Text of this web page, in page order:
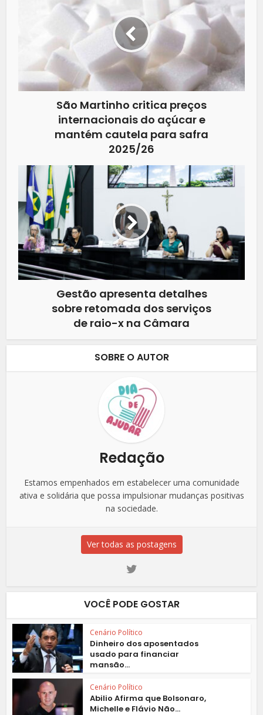
São Martinho critica preços
internacionais do açúcar e
mantém cautela para safra
2025/26
Gestão apresenta detalhes
sobre retomada dos serviços
de raio-x na Câmara
SOBRE O AUTOR
Redação
Estamos empenhados em estabelecer uma comunidade
ativa e solidária que possa impulsionar mudanças positivas
na sociedade.
Ver todas as postagens
VOCÊ PODE GOSTAR
Cenário Político
Dinheiro dos aposentados
usado para financiar
mansão...
Cenário Político
Abilio Afirma que Bolsonaro,
Michelle e Flávio Não...